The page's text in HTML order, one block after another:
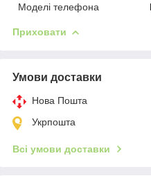
Моделі телефона
Приховати
Умови доставки
Нова Пошта
Укрпошта
Всі умови доставки